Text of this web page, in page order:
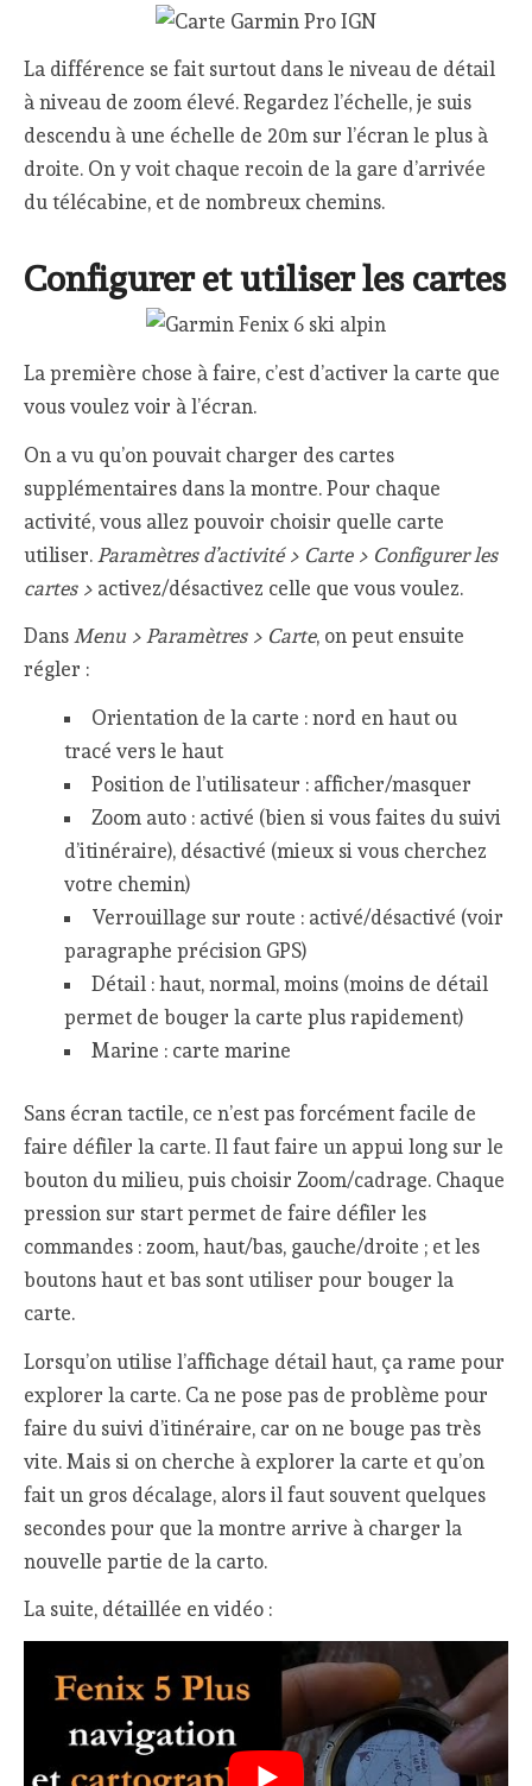
La différence se fait surtout dans le niveau de détail
à niveau de zoom élevé. Regardez l’échelle, je suis
descendu à une échelle de 20m sur l’écran le plus à
droite. On y voit chaque recoin de la gare d’arrivée
du télécabine, et de nombreux chemins.
Configurer et utiliser les cartes
La première chose à faire, c’est d’activer la carte que
vous voulez voir à l’écran.
On a vu qu’on pouvait charger des cartes
supplémentaires dans la montre. Pour chaque
activité, vous allez pouvoir choisir quelle carte
utiliser. Paramètres d’activité > Carte > Configurer les
cartes > activez/désactivez celle que vous voulez.
DansMenu > Paramètres > Carte, on peut ensuite
régler :
Orientation de la carte : nord en haut ou
tracé vers le haut
Position de l’utilisateur : afficher/masquer
Zoom auto : activé (bien si vous faites du suivi
d’itinéraire), désactivé (mieux si vous cherchez
votre chemin)
Verrouillage sur route : activé/désactivé (voir
paragraphe précision GPS)
Détail : haut, normal, moins (moins de détail
permet de bouger la carte plus rapidement)
Marine : carte marine
Sans écran tactile, ce n’est pas forcément facile de
faire défiler la carte. Il faut faire un appui long sur le
bouton du milieu, puis choisir Zoom/cadrage. Chaque
pression sur start permet de faire défiler les
commandes : zoom, haut/bas, gauche/droite ; et les
boutons haut et bas sont utiliser pour bouger la
carte.
Lorsqu’on utilise l’affichage détail haut, ça rame pour
explorer la carte. Ca ne pose pas de problème pour
faire du suivi d’itinéraire, car on ne bouge pas très
vite. Mais si on cherche à explorer la carte et qu’on
fait un gros décalage, alors il faut souvent quelques
secondes pour que la montre arrive à charger la
nouvelle partie de la carto.
La suite, détaillée en vidéo :